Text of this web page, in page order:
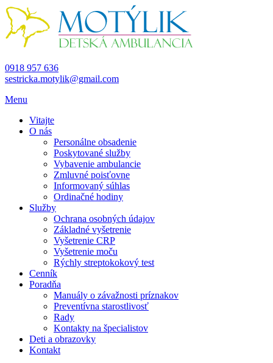
0918 957 636
sestricka.motylik@gmail.com
Menu
Vitajte
O nás
Personálne obsadenie
Poskytované služby
Vybavenie ambulancie
Zmluvné poisťovne
Informovaný súhlas
Ordinačné hodiny
Služby
Ochrana osobných údajov
Základné vyšetrenie
Vyšetrenie CRP
Vyšetrenie moču
Rýchly streptokokový test
Cenník
Poradňa
Manuály o závažnosti príznakov
Preventívna starostlivosť
Rady
Kontakty na špecialistov
Deti a obrazovky
Kontakt